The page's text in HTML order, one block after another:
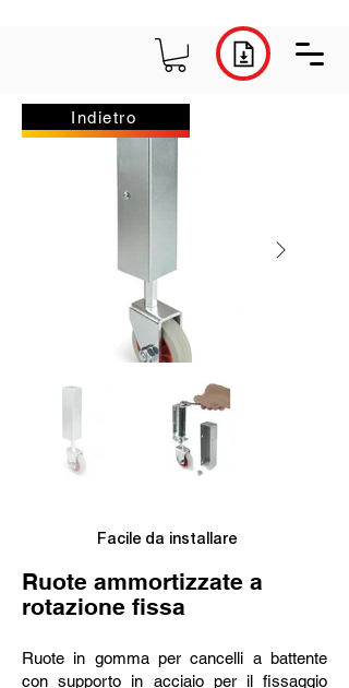
Indietro
Facile da installare
Ruote ammortizzate a
rotazione fissa
Ruote in gomma per cancelli a battente
con supporto in acciaio per il fissaggio